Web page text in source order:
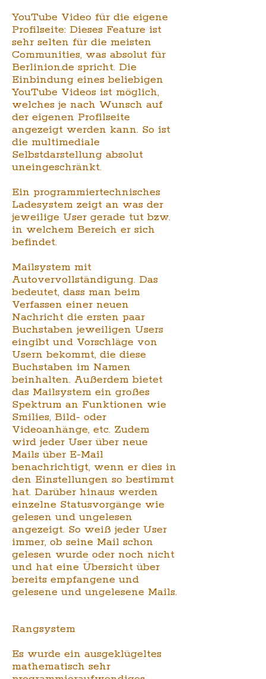
YouTube Video für die eigene
Profilseite: Dieses Feature ist
sehr selten für die meisten
Communities, was absolut für
Berlinion.de spricht. Die
Einbindung eines beliebigen
YouTube Videos ist möglich,
welches je nach Wunsch auf
der eigenen Profilseite
angezeigt werden kann. So ist
die multimediale
Selbstdarstellung absolut
uneingeschränkt.
Ein programmiertechnisches
Ladesystem zeigt an was der
jeweilige User gerade tut bzw.
in welchem Bereich er sich
befindet.
Mailsystem mit
Autovervollständigung. Das
bedeutet, dass man beim
Verfassen einer neuen
Nachricht die ersten paar
Buchstaben jeweiligen Users
eingibt und Vorschläge von
Usern bekommt, die diese
Buchstaben im Namen
beinhalten. Außerdem bietet
das Mailsystem ein großes
Spektrum an Funktionen wie
Smilies, Bild- oder
Videoanhänge, etc. Zudem
wird jeder User über neue
Mails über E-Mail
benachrichtigt, wenn er dies in
den Einstellungen so bestimmt
hat. Darüber hinaus werden
einzelne Statusvorgänge wie
gelesen und ungelesen
angezeigt. So weiß jeder User
immer, ob seine Mail schon
gelesen wurde oder noch nicht
und hat eine Übersicht über
bereits empfangene und
gelesene und ungelesene Mails.
Rangsystem
Es wurde ein ausgeklügeltes
mathematisch sehr